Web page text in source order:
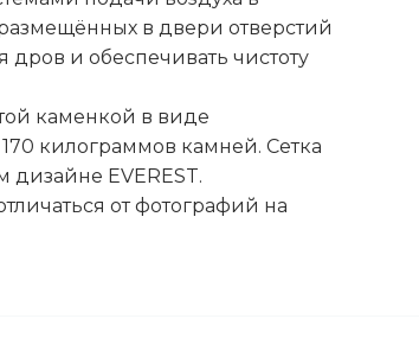
в двери отверстий
и обеспечивать чистоту
каменкой в виде
килограммов камней. Сетка
EVEREST.
от фотографий на